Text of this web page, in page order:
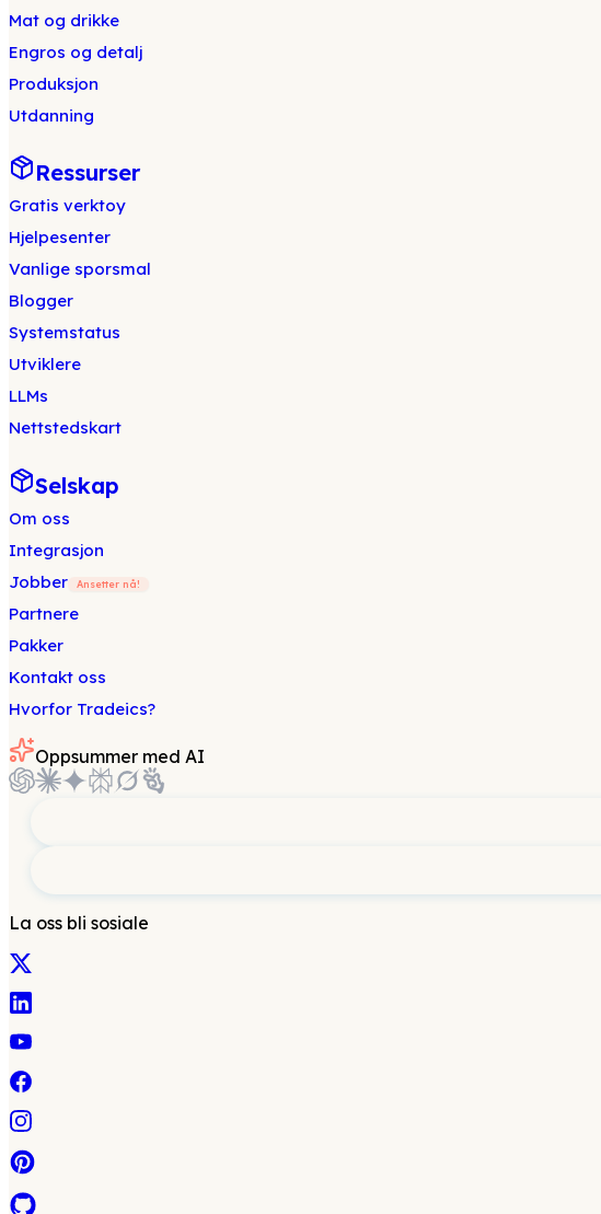
Mat og drikke
Engros og detalj
Produksjon
Utdanning
Ressurser
Gratis verktoy
Hjelpesenter
Vanlige sporsmal
Blogger
Systemstatus
Utviklere
LLMs
Nettstedskart
Selskap
Om oss
Integrasjon
Jobber
Ansetter nå!
Partnere
Pakker
Kontakt oss
Hvorfor Tradeics?
Oppsummer med AI
La oss bli sosiale